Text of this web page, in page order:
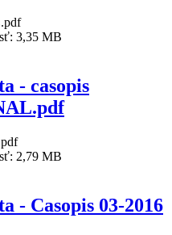
3,35 MB
- casopis
2,79 MB
- Casopis 03-2016